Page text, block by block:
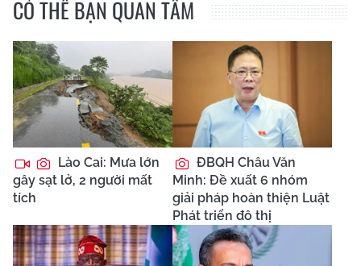
CÓ THỂ BẠN QUAN TÂM
Lào Cai: Mưa lớn
gây sạt lở, 2 người mất
tích
ĐBQH Châu Văn
Minh: Đề xuất 6 nhóm
giải pháp hoàn thiện Luật
Phát triển đô thị